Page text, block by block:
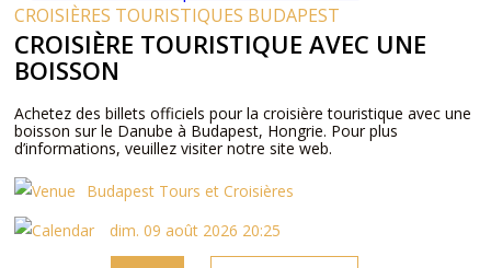
CROISIÈRES TOURISTIQUES BUDAPEST
CROISIÈRE TOURISTIQUE AVEC UNE
BOISSON
Achetez des billets officiels pour la croisière touristique avec une
boisson sur le Danube à Budapest, Hongrie. Pour plus
d’informations, veuillez visiter notre site web.
Budapest Tours et Croisières
dim. 09 août 2026 20:25